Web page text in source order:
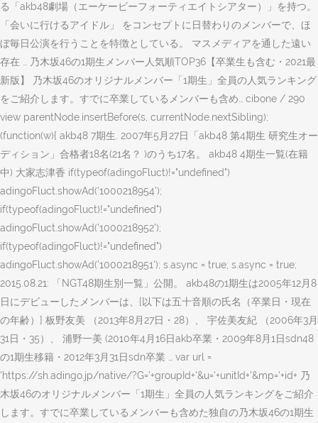
る「akb48劇場（エーケービーフォーティエイトシアター）」を持つ。
「会いに行けるアイドル」 をコンセプトに日替わりのメンバーで、ほ
ぼ毎日公演を行うことを特徴としている。 マスメディアを通した遠い
存在 … 乃木坂46の1期生メンバー人気順TOP36【卒業生も含む・2021最
新版】 乃木坂46のオリジナルメンバー「1期生」全員の人気ランキング
をご紹介します。すでに卒業しているメンバーも含め… cibone / 290
view parentNode.insertBefore(s, currentNode.nextSibling);
(function(w){ akb48 7期生. 2007年5月27日「akb48 第4期生 研究生オー
ディション」合格者18名(21名？ )のうち17名。 akb48 4期生一覧(在籍
中) 大家志津香 if(typeof(adingoFluct)!="undefined")
adingoFluct.showAd('1000218954');
if(typeof(adingoFluct)!="undefined")
adingoFluct.showAd('1000218952');
if(typeof(adingoFluct)!="undefined")
adingoFluct.showAd('1000218951'); s.async = true; s.async = true;
2015.08.21: 「NGT48期生別一覧」公開。 akb48の1期生は2005年12月8
日にデビューしたメンバーは、[以下は五十音順の氏名（卒業日・現在
の年齢）] 板野友美 （2013年8月27日・28）、 宇佐美友紀 （2006年3月
31日・35）、 浦野一美 (2010年4月16日akb卒業・2009年8月1日sdn48
の1期生移籍・2012年3月31日sdn卒業 … var url =
'https://sh.adingo.jp/native/?G='+groupId+'&u='+unitId+'&mp='+id+ 乃
木坂46のオリジナルメンバー「1期生」全員の人気ランキングをご紹介
します。すでに卒業しているメンバーも含めた独自の乃木坂46の1期生